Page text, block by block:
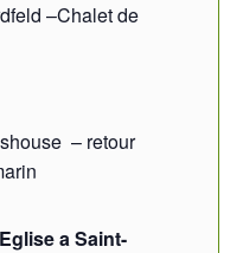
–Chalet de
– retour
a Saint-